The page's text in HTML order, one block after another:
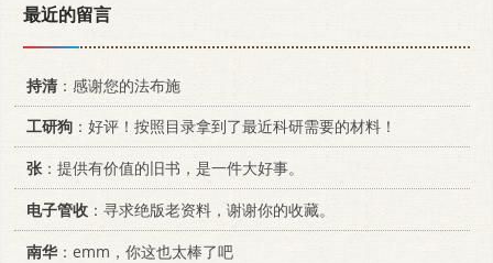
最近的留言
持清：感谢您的法布施
工研狗 ：好评！按照目录拿到了最近科研需要的材料！
张：提供有价值的旧书，是一件大好事。
电子管收 ：寻求绝版老资料，谢谢你的收藏。
南华：emm，你这也太棒了吧